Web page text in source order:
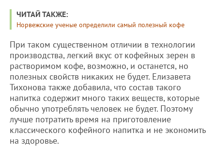
ЧИТАЙ ТАКЖЕ:
Норвежские ученые определили самый полезный кофе
При таком существенном отличии в технологии
производства, легкий вкус от кофейных зерен в
растворимом кофе, возможно, и останется, но
полезных свойств никаких не будет. Елизавета
Тихонова также добавила, что состав такого
напитка содержит много таких веществ, которые
обычно употреблять человек не будет. Поэтому
лучше потратить время на приготовление
классического кофейного напитка и не экономить
на здоровье.